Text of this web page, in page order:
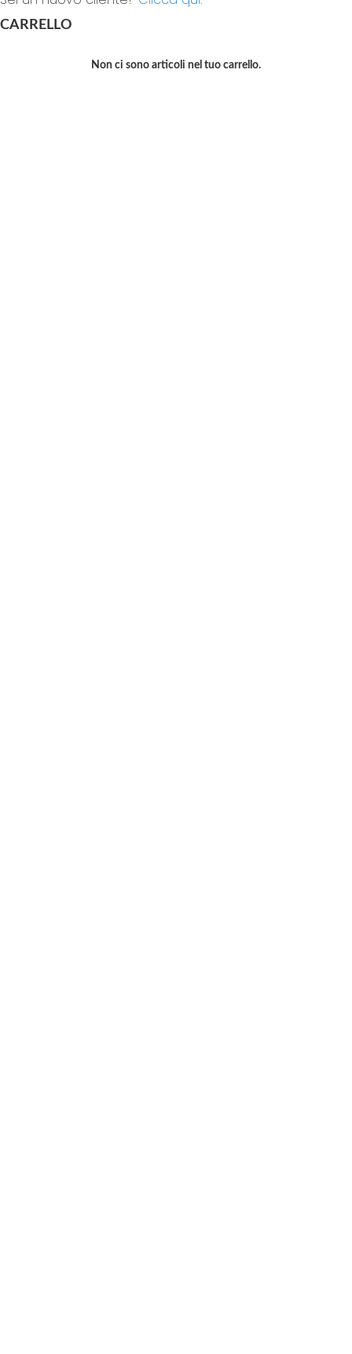
CARRELLO
Non ci sono articoli nel tuo carrello.